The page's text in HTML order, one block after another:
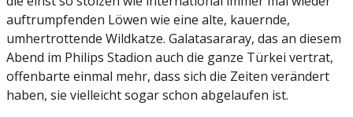
auftrumpfenden Löwen wie eine alte, kauernde,
umhertrottende Wildkatze. Galatasararay, das an diesem
Abend im Philips Stadion auch die ganze Türkei vertrat,
offenbarte einmal mehr, dass sich die Zeiten verändert
haben, sie vielleicht sogar schon abgelaufen ist.